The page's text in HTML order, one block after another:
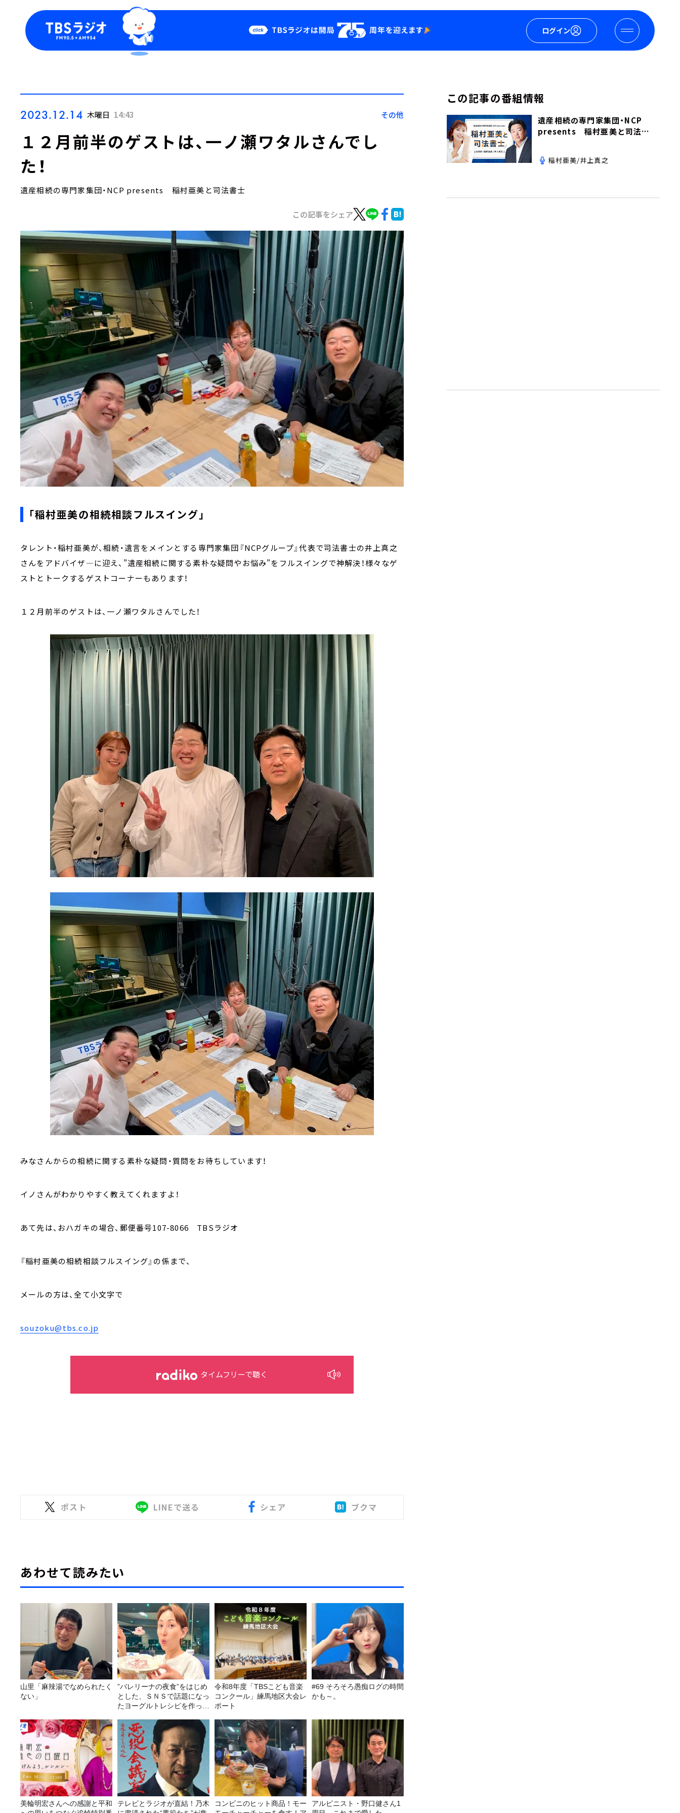
ログイン
Podcast
YouTube
2023.12.14 木曜日 14:43 その他
１２月前半のゲストは、一ノ瀬ワタルさんでし
た！
遺産相続の専門家集団・NCP presents 稲村亜美と司法書士
この記事をシェア
「稲村亜美の相続相談フルスイング」
タレント・稲村亜美が、相続・遺言をメインとする専門家集団『NCPグループ』代表で司法書士の井上真之
さんをアドバイザ―に迎え、”遺産相続に関する素朴な疑問やお悩み”をフルスイングで神解決！様々なゲ
ストとトークするゲストコーナーもあります！
１２月前半のゲストは、一ノ瀬ワタルさんでした！
みなさんからの相続に関する素朴な疑問・質問をお待ちしています！
イノさんがわかりやすく教えてくれますよ！
あて先は、おハガキの場合、郵便番号107-8066 TBSラジオ
『稲村亜美の相続相談フルスイング』の係まで、
メールの方は、全て小文字で
souzoku@tbs.co.jp
タイムフリーで聴く
ポスト LINEで送る シェア ブクマ
あわせて読みたい
山里「麻辣湯でなめられたく
ない」
”バレリーナの夜食”をはじめ
とした、ＳＮＳで話題になっ
たヨーグルトレシピを作って
令和8年度「TBSこども音楽
コンクール」練馬地区大会レ
ポート
#69 そろそろ愚痴ログの時間
かも～。
美輪明宏さんへの感謝と平和
テレビとラジオが直結！乃木
コンビニのヒット商品！モー
アルピニスト・野口健さん1
この記事の番組情報
遺産相続の専門家集団・NCP
presents 稲村亜美と司法書
稲村亜美/井上真之